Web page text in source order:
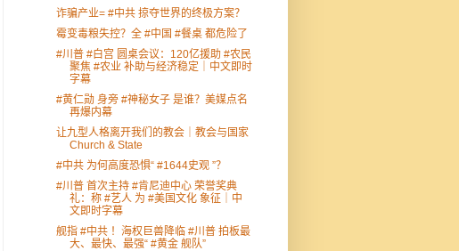
诈骗产业= #中共 掠夺世界的终极方案？
霉变毒粮失控？全 #中国 #餐桌 都危险了
#川普 #白宫 圆桌会议：120亿援助 #农民
聚焦 #农业 补助与经济稳定｜中文即时
字幕
#黄仁勋 身旁 #神秘女子 是谁？美媒点名
再爆内幕
让九型人格离开我们的教会｜教会与国家
Church & State
#中共 为何高度恐惧“ #1644史观 ”？
#川普 首次主持 #肯尼迪中心 荣誉奖典
礼：称 #艺人 为 #美国文化 象征｜中
文即时字幕
舰指 #中共 ！海权巨兽降临 #川普 拍板最
大、最快、最强“ #黄金 舰队”